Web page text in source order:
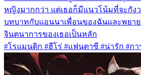
หญิงมากกว่า แต่เธอก็มีแนวโน้มที่จะกัง
บทบาทกับแอนนาเพื่อนของฉันและพยา
จินตนาการของเธอเป็นหลัก
#โรแมนติก #ฮีโร่ #แฟนตาซี #น่ารัก #กา